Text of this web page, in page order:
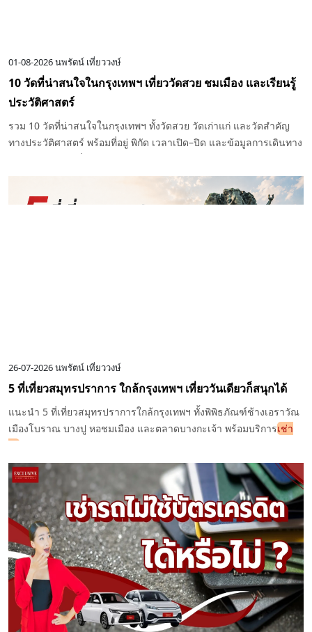
01-08-2026นพรัตน์ เที่ยววงษ์
10 วัดที่น่าสนใจในกรุงเทพฯ เที่ยววัดสวย ชมเมือง และเรียนรู้
ประวัติศาสตร์
รวม 10 วัดที่น่าสนใจในกรุงเทพฯ ทั้งวัดสวย วัดเก่าแก่ และวัดสำคัญ
ทางประวัติศาสตร์ พร้อมที่อยู่ พิกัด เวลาเปิด–ปิด และข้อมูลการเดินทาง
26-07-2026นพรัตน์ เที่ยววงษ์
5 ที่เที่ยวสมุทรปราการ ใกล้กรุงเทพฯ เที่ยววันเดียวก็สนุกได้
แนะนำ 5 ที่เที่ยวสมุทรปราการใกล้กรุงเทพฯ ทั้งพิพิธภัณฑ์ช้างเอราวัณ
เมืองโบราณ บางปู หอชมเมือง และตลาดบางกะเจ้า พร้อมบริการเช่า
รถ
สาขาลาดกระบัง